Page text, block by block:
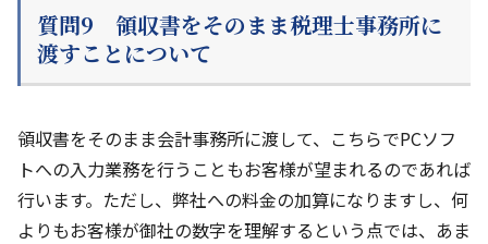
質問9 領収書をそのまま税理士事務所に
渡すことについて
領収書をそのまま会計事務所に渡して、こちらでPCソフ
トへの入力業務を行うこともお客様が望まれるのであれば
行います。ただし、弊社への料金の加算になりますし、何
よりもお客様が御社の数字を理解するという点では、あま